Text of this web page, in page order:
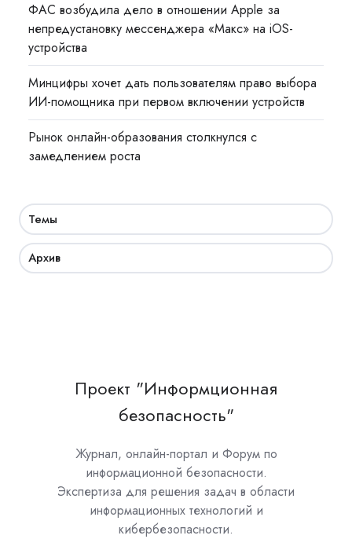
ФАС возбудила дело в отношении Apple за
непредустановку мессенджера «Макс» на iOS-
устройства
Минцифры хочет дать пользователям право выбора
ИИ-помощника при первом включении устройств
Рынок онлайн-образования столкнулся с
замедлением роста
Темы
Архив
Проект "Информционная
безопасность"
Журнал, онлайн-портал и Форум по
информационной безопасности.
Экспертиза для решения задач в области
информационных технологий и
кибербезопасности.